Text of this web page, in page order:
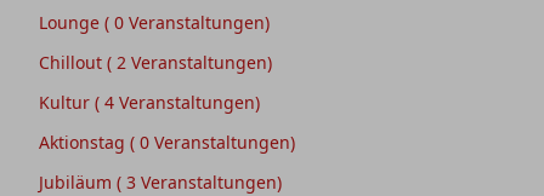
Lounge ( 0 Veranstaltungen)
Chillout ( 2 Veranstaltungen)
Kultur ( 4 Veranstaltungen)
Aktionstag ( 0 Veranstaltungen)
Jubiläum ( 3 Veranstaltungen)